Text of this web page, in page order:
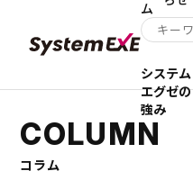
ム
システム
エグゼの
強み
COLUMN
コラム